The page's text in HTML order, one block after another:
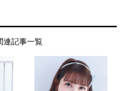
連記事一覧